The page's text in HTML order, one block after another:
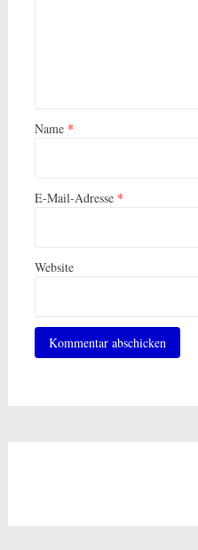
Name *
E-Mail-Adresse *
Website